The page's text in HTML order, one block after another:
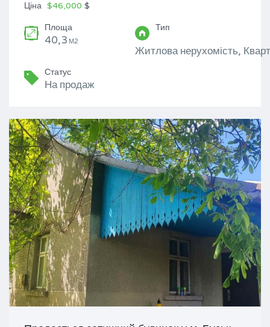
Ціна $46,000 $
Площа
40,3 М2
Тип
Житлова нерухомість,
Статус
На продаж